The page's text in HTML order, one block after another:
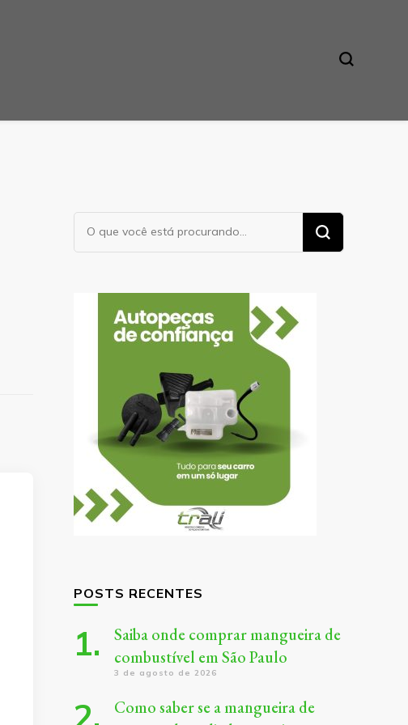
Procurando
algo?
POSTS RECENTES
Saiba onde comprar mangueira de
combustível em São Paulo
3 de agosto de 2026
Como saber se a mangueira de